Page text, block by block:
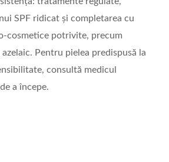
SPF ridicat și completarea cu
cosmetice potrivite, precum
Pentru pielea predispusă la
consultă medicul
a începe.